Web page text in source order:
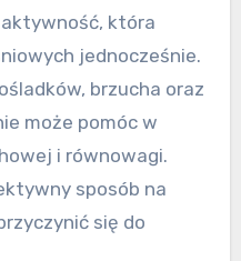
która
jednocześnie.
brzucha oraz
może pomóc w
i równowagi.
sposób na
się do